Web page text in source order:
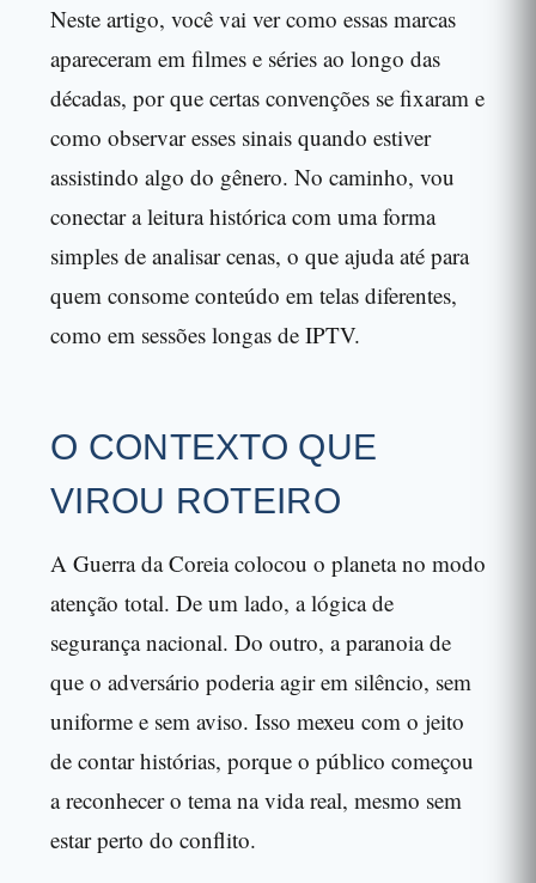
Neste artigo, você vai ver como essas marcas
apareceram em filmes e séries ao longo das
décadas, por que certas convenções se fixaram e
como observar esses sinais quando estiver
assistindo algo do gênero. No caminho, vou
conectar a leitura histórica com uma forma
simples de analisar cenas, o que ajuda até para
quem consome conteúdo em telas diferentes,
como em sessões longas de IPTV.
O CONTEXTO QUE
VIROU ROTEIRO
A Guerra da Coreia colocou o planeta no modo
atenção total. De um lado, a lógica de
segurança nacional. Do outro, a paranoia de
que o adversário poderia agir em silêncio, sem
uniforme e sem aviso. Isso mexeu com o jeito
de contar histórias, porque o público começou
a reconhecer o tema na vida real, mesmo sem
estar perto do conflito.